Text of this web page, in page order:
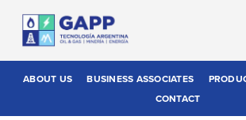
ABOUT US BUSINESS ASSOCIATES
CONTACT